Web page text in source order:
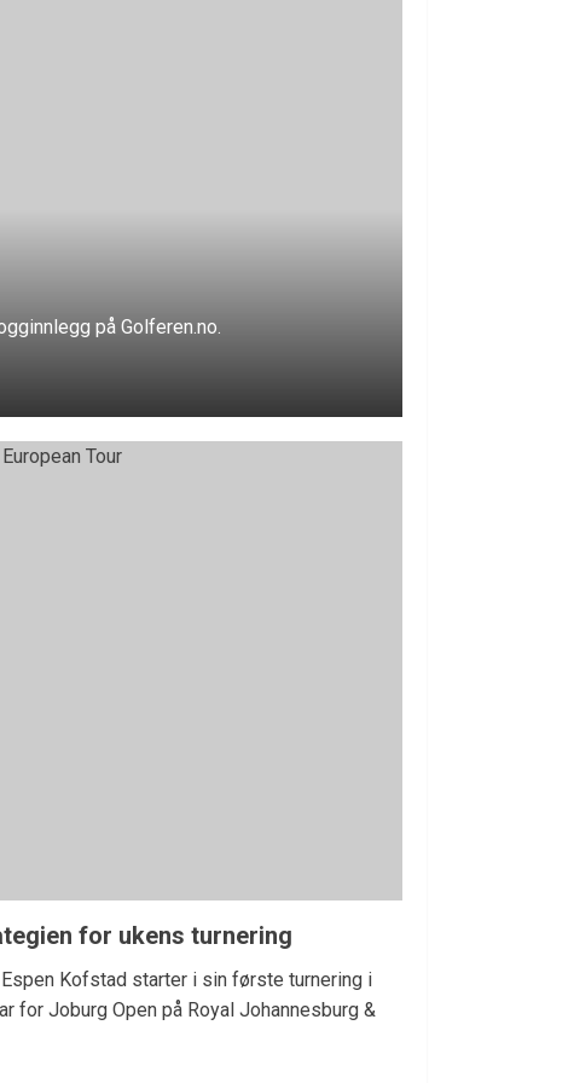
på Golferen.no.
for ukens turnering
Kofstad starter i sin første turnering i
for Joburg Open på Royal Johannesburg &